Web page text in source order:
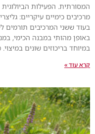
המסורתית. הפעילות
בעוד ששני המרכיבים תורמים
באופן מהותי במבנה הכימי,
במיוחד בריכוזים שונים
קרא עוד »